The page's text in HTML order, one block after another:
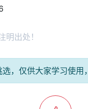
出处！
，仅供大家学习使用